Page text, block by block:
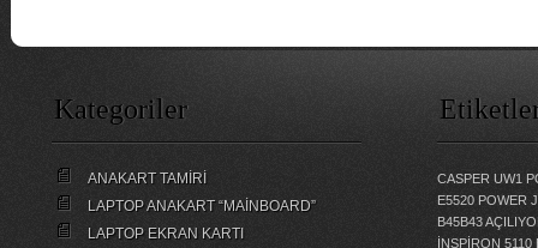
Kategoriler
ANAKART TAMİRİ
LAPTOP ANAKART “MAİNBOARD”
LAPTOP EKRAN KARTI
CASPER UW1
E5520 POWER
B45B43
İNSPİRON